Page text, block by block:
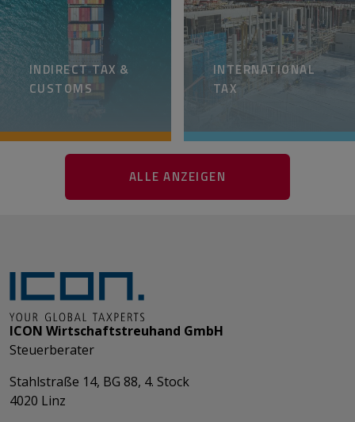
INDIRECT TAX &
CUSTOMS
INTERNATIONAL
TAX
ALLE ANZEIGEN
ICON Wirtschaftstreuhand GmbH
Steuerberater
Stahlstraße 14, BG 88, 4. Stock
4020 Linz